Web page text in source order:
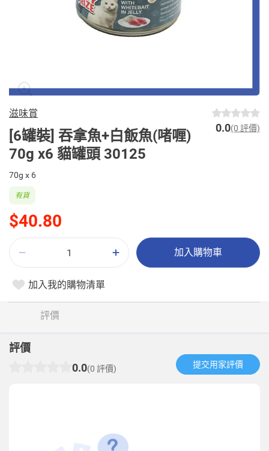
滋味賞
[6罐裝] 吞拿魚+白飯魚(啫喱)
70g x6 貓罐頭 30125
0.0(0 評價)
70g x 6
$40.80
有貨
加入購物車
加入我的購物清單
評價
評價
0.0(0 評價) 提交用家評價​